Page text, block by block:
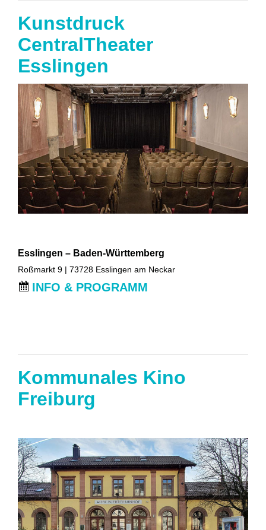
Kunstdruck
CentralTheater
Esslingen
Esslingen – Baden-Württemberg
Roßmarkt 9 | 73728 Esslingen am Neckar
INFO & PROGRAMM
Kommunales Kino
Freiburg